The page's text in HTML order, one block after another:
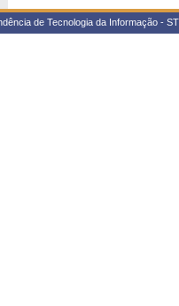
de Tecnologia da Informação -